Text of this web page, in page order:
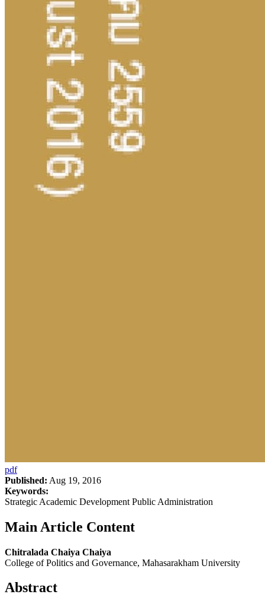
pdf
Published: Aug 19, 2016
Keywords:
Strategic Academic Development Public Administration
Main Article Content
Chitralada Chaiya Chaiya
College of Politics and Governance, Mahasarakham University
Abstract